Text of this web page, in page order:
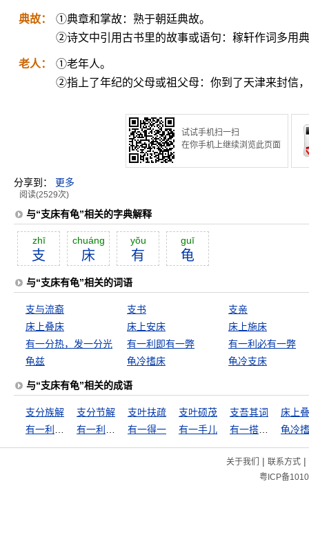
典故：
①典章和掌故：熟于朝廷典故。
②诗文中引用古书里的故事或语句：稼轩作词多用
老人：
①老年人。
②指上了年纪的父母或祖父母：你到了天津来封信
试试手机扫一扫
在你手机上继续浏览此页面
分享到： 更多
阅读(2529次)
与“支床有龟”相关的字典解释
zhī
支
chuáng
床
yŏu
有
guī
龟
与“支床有龟”相关的词语
支与流裔 支书
支亲
床上叠床
床上安床
床上施床
有一分热，发一分光
有一利即有一弊
有一利必有一弊
龟兹
龟冷搘床 龟冷支床
与“支床有龟”相关的成语
支分族解 支分节解 支叶扶疏 支叶硕茂 支吾其词
床上
有一得一 有一手儿 龟冷
关于我们 | 联系方式|
粤ICP备